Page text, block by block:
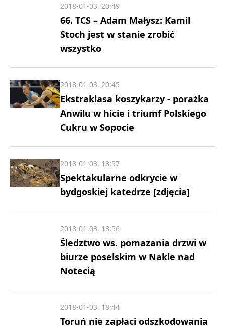
66. TCS – Adam Małysz: Kamil
Stoch jest w stanie zrobić
wszystko
2018-01-03, 20:49
Ekstraklasa koszykarzy - porażka
Anwilu w hicie i triumf Polskiego
Cukru w Sopocie
2018-01-03, 20:45
Spektakularne odkrycie w
bydgoskiej katedrze [zdjęcia]
2018-01-03, 18:57
Śledztwo ws. pomazania drzwi w
biurze poselskim w Nakle nad
Notecią
2018-01-03, 18:56
Toruń nie zapłaci odszkodowania
2018-01-03, 18:44